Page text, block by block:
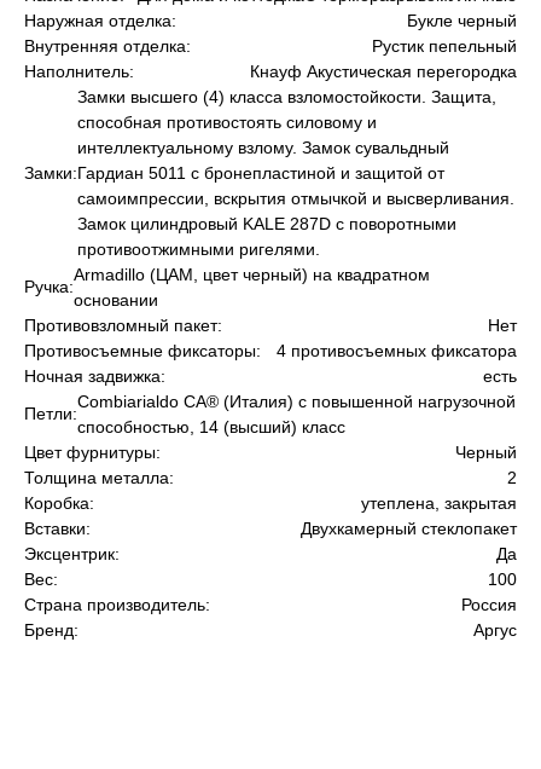
Наружная отделка:
Букле черный
Внутренняя отделка:
Рустик пепельный
Наполнитель:
Кнауф Акустическая перегородка
Замки:
Замки высшего (4) класса взломостойкости. Защита,
способная противостоять силовому и
интеллектуальному взлому. Замок сувальдный
Гардиан 5011 с бронепластиной и защитой от
самоимпрессии, вскрытия отмычкой и высверливания.
Замок цилиндровый KALE 287D с поворотными
противоотжимными ригелями.
Ручка:
Armadillo (ЦАМ, цвет черный) на квадратном
основании
Противовзломный пакет:
Нет
Противосъемные фиксаторы:
4 противосъемных фиксатора
Ночная задвижка:
есть
Петли:
Сombiarialdo СА® (Италия) с повышенной нагрузочной
способностью, 14 (высший) класс
Цвет фурнитуры:
Черный
Толщина металла:
2
Коробка:
утеплена, закрытая
Вставки:
Двухкамерный стеклопакет
Эксцентрик:
Да
Вес:
100
Страна производитель:
Россия
Бренд:
Аргус